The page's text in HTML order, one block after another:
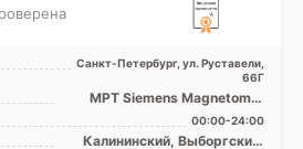
Санкт-Петербург, ул. Руставели,
66Г
МРТ Siemens Magnetom C
0.4T открытый тип, УЗИ
экспертного класса
00:00-24:00
Калининский, Выборгский,